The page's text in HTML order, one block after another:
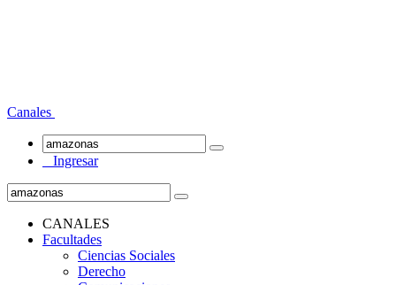
Canales
Ingresar
CANALES
Facultades
Ciencias Sociales
Derecho